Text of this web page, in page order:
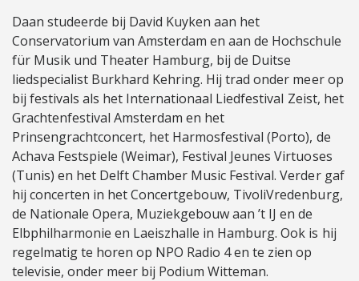
Daan studeerde bij David Kuyken aan het
Conservatorium van Amsterdam en aan de Hochschule
für Musik und Theater Hamburg, bij de Duitse
liedspecialist Burkhard Kehring. Hij trad onder meer op
bij festivals als het Internationaal Liedfestival Zeist, het
Grachtenfestival Amsterdam en het
Prinsengrachtconcert, het Harmosfestival (Porto), de
Achava Festspiele (Weimar), Festival Jeunes Virtuoses
(Tunis) en het Delft Chamber Music Festival. Verder gaf
hij concerten in het Concertgebouw, TivoliVredenburg,
de Nationale Opera, Muziekgebouw aan ’t IJ en de
Elbphilharmonie en Laeiszhalle in Hamburg. Ook is hij
regelmatig te horen op NPO Radio 4 en te zien op
televisie, onder meer bij Podium Witteman.